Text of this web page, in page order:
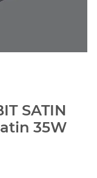
SATIN
35W